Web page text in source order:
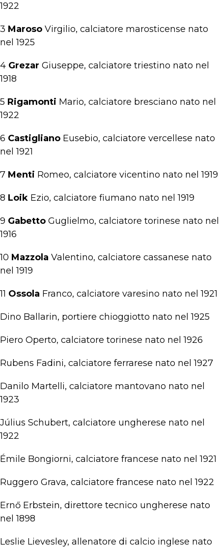
1922
3 Maroso Virgilio, calciatore marosticense nato
nel 1925
4 Grezar Giuseppe, calciatore triestino nato nel
1918
5 Rigamonti Mario, calciatore bresciano nato nel
1922
6 Castigliano Eusebio, calciatore vercellese nato
nel 1921
7 Menti Romeo, calciatore vicentino nato nel 1919
8 Loik Ezio, calciatore fiumano nato nel 1919
9 Gabetto Guglielmo, calciatore torinese nato nel
1916
10 Mazzola Valentino, calciatore cassanese nato
nel 1919
11 Ossola Franco, calciatore varesino nato nel 1921
Dino Ballarin, portiere chioggiotto nato nel 1925
Piero Operto, calciatore torinese nato nel 1926
Rubens Fadini, calciatore ferrarese nato nel 1927
Danilo Martelli, calciatore mantovano nato nel
1923
Július Schubert, calciatore ungherese nato nel
1922
Émile Bongiorni, calciatore francese nato nel 1921
Ruggero Grava, calciatore francese nato nel 1922
Ernő Erbstein, direttore tecnico ungherese nato
nel 1898
Leslie Lievesley, allenatore di calcio inglese nato